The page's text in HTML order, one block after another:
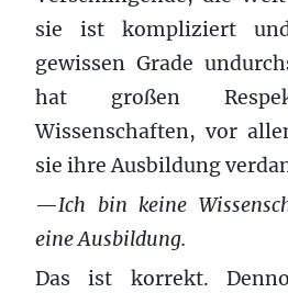
sie ist kompliziert
gewissen Grade
hat großen
Wissenschaften, vor
sie ihre Ausbildung
—Ich bin keine
eine Ausbildung.
Das ist korrekt.